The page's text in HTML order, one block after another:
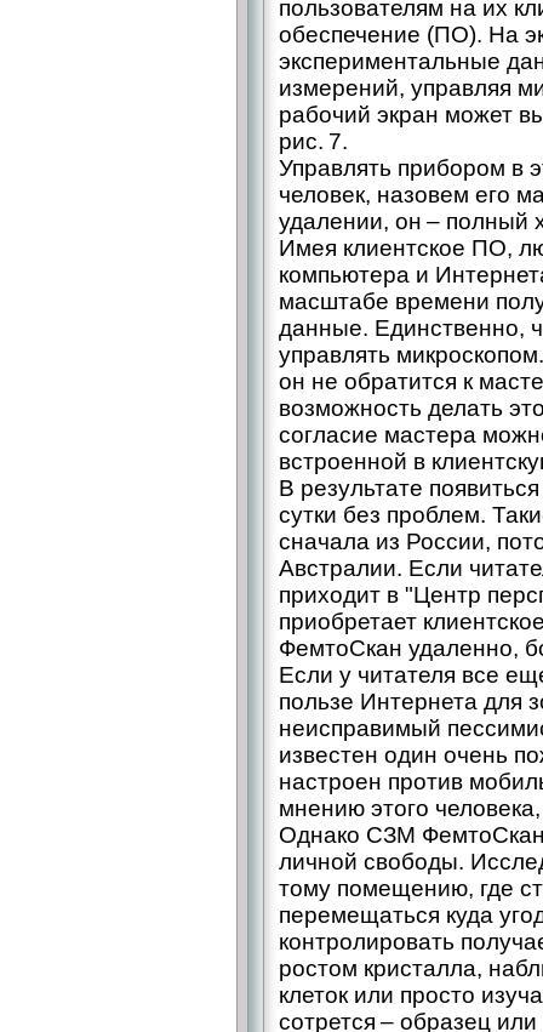
пользователям на их
обеспечение (ПО). На
экспериментальные
измерений, управляя
рабочий экран может
рис. 7.
Управлять прибором в
человек, назовем его
удалении, он – полный
Имея клиентское ПО,
компьютера и
масштабе времени
данные. Единственно,
управлять
он не обратится к
возможность делать
согласие мастера
встроенной в
В результате
сутки без проблем.
сначала из России,
Австралии. Если
приходит в "Центр
приобретает
ФемтоСкан удаленно,
Если у читателя все
пользе Интернета для
неисправимый
известен один очень
настроен против
мнению этого
Однако СЗМ
личной свободы.
тому помещению, где
перемещаться куда
контролировать
ростом кристалла,
клеток или просто
сотрется – образец